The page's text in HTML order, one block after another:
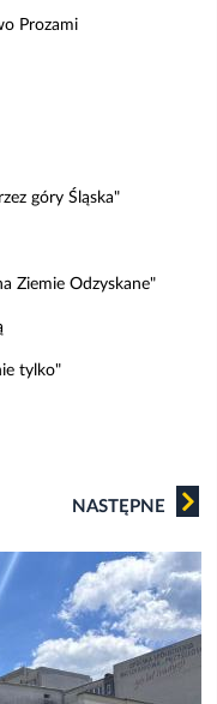
Prozami
góry Śląska"
Ziemie Odzyskane"
tylko"
NASTĘPNE